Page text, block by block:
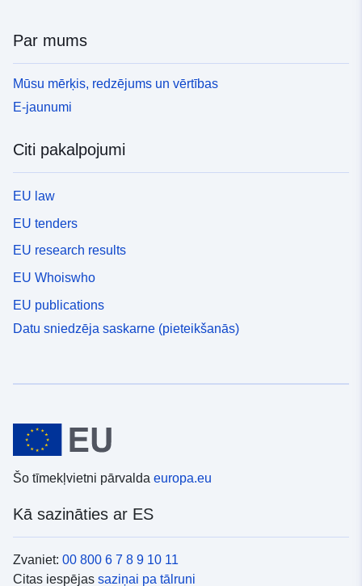
Par mums
Mūsu mērķis, redzējums un vērtības
E-jaunumi
Citi pakalpojumi
EU law
EU tenders
EU research results
EU Whoiswho
EU publications
Datu sniedzēja saskarne (pieteikšanās)
Šo tīmekļvietni pārvalda europa.eu
Kā sazināties ar ES
Zvaniet: 00 800 6 7 8 9 10 11
Citas iespējas saziņai pa tālruni